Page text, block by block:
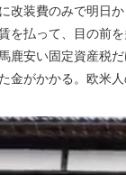
改装費のみで明日
を払って、目の前
鹿安い固定資産税
金がかかる。欧米